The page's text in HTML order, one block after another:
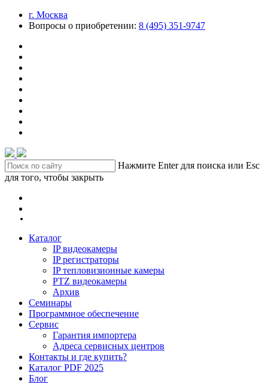
г. Москва
Вопросы о приобретении: 8 (495) 351-9747
Нажмите Enter для поиска или Esc
для того, чтобы закрыть
Каталог
IP видеокамеры
IP регистраторы
IP тепловизионные камеры
PTZ видеокамеры
Архив
Семинары
Программное обеспечение
Сервис
Гарантия импортера
Адреса сервисных центров
Контакты и где купить?
Каталог PDF 2025
Блог